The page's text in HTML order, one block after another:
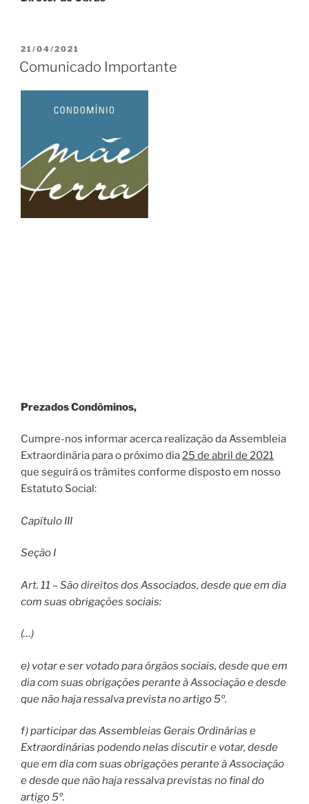
PUBLICADO
EM
21/04/2021
Comunicado Importante
Prezados Condôminos,
Cumpre-nos informar acerca realização da Assembleia
Extraordinária para o próximo dia25 de abril de 2021
que seguirá os trâmites conforme disposto em nosso
Estatuto Social:
Capítulo III
Seção I
Art. 11 – São direitos dos Associados, desde que em dia
com suas obrigações sociais:
(…)
e) votar e ser votado para órgãos sociais, desde que em
dia com suas obrigações perante à Associação e desde
que não haja ressalva prevista no artigo 5º.
f) participar das Assembleias Gerais Ordinárias e
Extraordinárias podendo nelas discutir e votar, desde
que em dia com suas obrigações perante à Associação
e desde que não haja ressalva previstas no final do
artigo 5º.